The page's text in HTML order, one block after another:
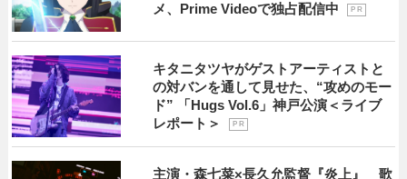
メ、Prime Videoで独占配信中
P R
キタニタツヤがゲストアーティストと
の対バンを通して見せた、“攻めのモー
ド” 「Hugs Vol.6」神戸公演＜ライブ
レポート＞
P R
主演・森七菜×長久允監督『炎上』 歌